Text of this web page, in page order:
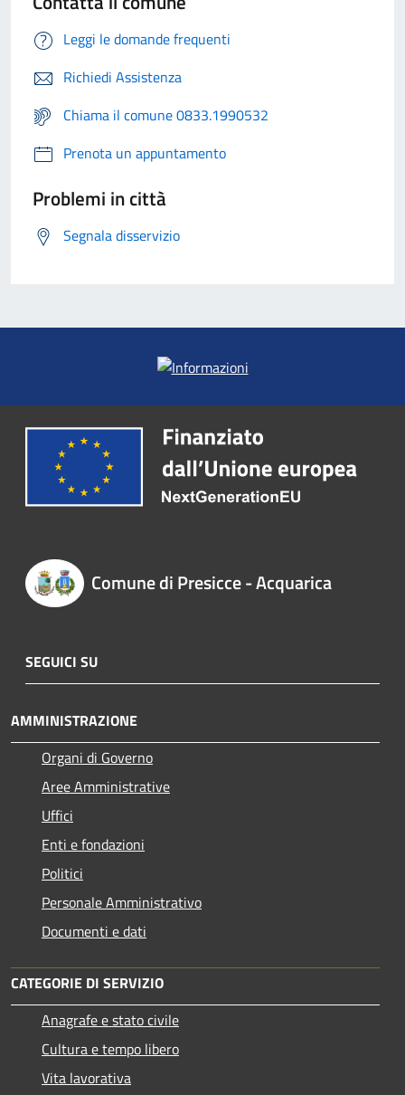
Leggi le domande frequenti
Richiedi Assistenza
Chiama il comune 0833.1990532
Prenota un appuntamento
Problemi in città
Segnala disservizio
Comune di Presicce - Acquarica
SEGUICI SU
AMMINISTRAZIONE
Organi di Governo
Aree Amministrative
Uffici
Enti e fondazioni
Politici
Personale Amministrativo
Documenti e dati
CATEGORIE DI SERVIZIO
Anagrafe e stato civile
Cultura e tempo libero
Vita lavorativa